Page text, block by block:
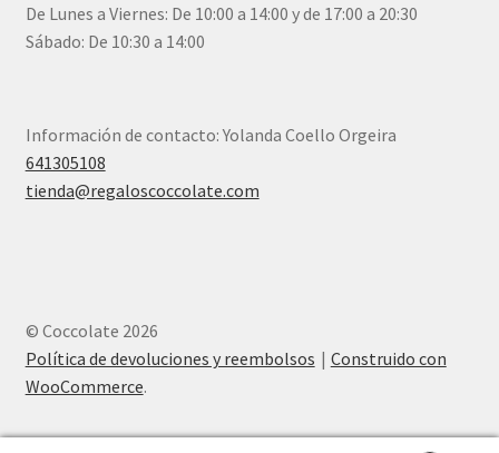
De Lunes a Viernes: De 10:00 a 14:00 y de 17:00 a 20:30
Sábado: De 10:30 a 14:00
Información de contacto: Yolanda Coello Orgeira
641305108
tienda@regaloscoccolate.com
© Coccolate 2026
Política de devoluciones y reembolsos
Construido con
WooCommerce.